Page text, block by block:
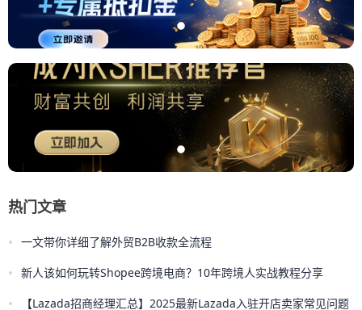
热门文章
• 一文带你详细了解外贸B2B收款全流程
• 新人该如何玩转Shopee跨境电商？10年跨境人实战教程分享
• 【Lazada招商经理汇总】2025最新Lazada入驻开店卖家常见问题